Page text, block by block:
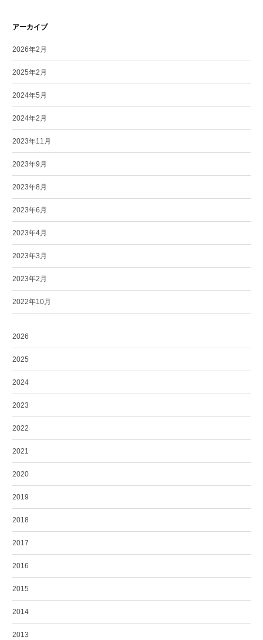
アーカイブ
2026年2月
2025年2月
2024年5月
2024年2月
2023年11月
2023年9月
2023年8月
2023年6月
2023年4月
2023年3月
2023年2月
2022年10月
2026
2025
2024
2023
2022
2021
2020
2019
2018
2017
2016
2015
2014
2013